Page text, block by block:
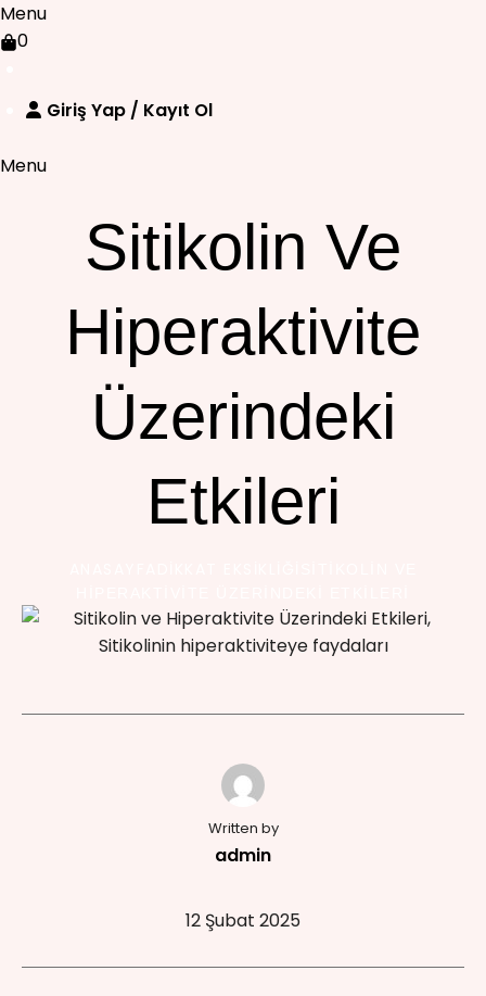
Menu
0
Giriş Yap / Kayıt Ol
Menu
Sitikolin Ve
Hiperaktivite
Üzerindeki
Etkileri
Written by
admin
12 Şubat 2025